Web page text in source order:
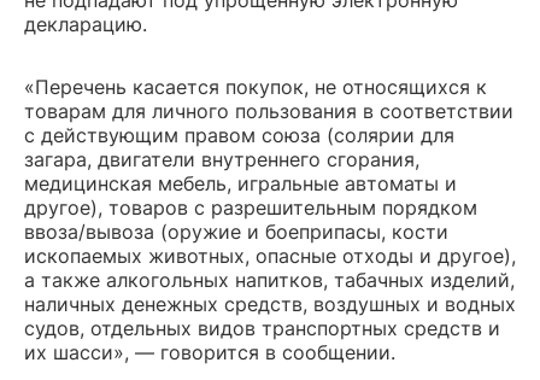
декларацию.
«Перечень касается покупок, не относящихся к
товарам для личного пользования в соответствии
с действующим правом союза (солярии для
загара, двигатели внутреннего сгорания,
медицинская мебель, игральные автоматы и
другое), товаров с разрешительным порядком
ввоза/вывоза (оружие и боеприпасы, кости
ископаемых животных, опасные отходы и другое),
а также алкогольных напитков, табачных изделий,
наличных денежных средств, воздушных и водных
судов, отдельных видов транспортных средств и
их шасси», — говорится в сообщении.